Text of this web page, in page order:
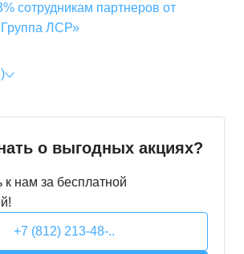
сотрудникам партнеров от
ЛСР»
о выгодных акциях?
нам за бесплатной
+7 (812) 213-48-..